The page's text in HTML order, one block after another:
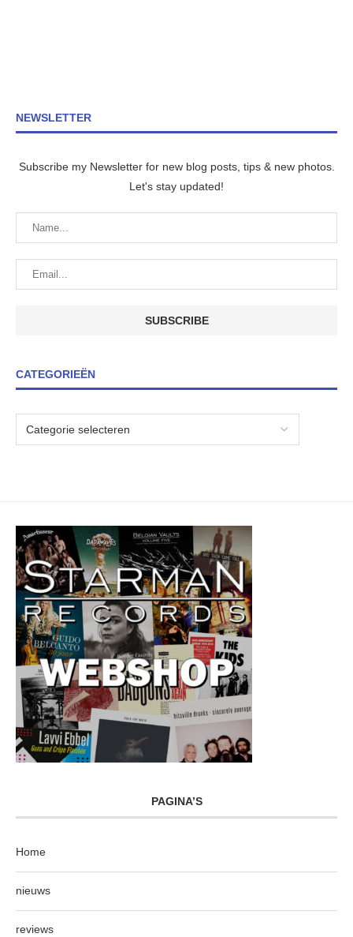
NEWSLETTER
Subscribe my Newsletter for new blog posts, tips & new photos.
Let's stay updated!
CATEGORIEËN
PAGINA’S
Home
nieuws
reviews